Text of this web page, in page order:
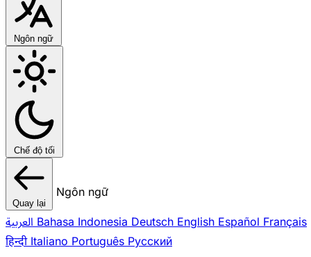
Ngôn ngữ
Chế độ tối
Quay lại
Ngôn ngữ
Bahasa Indonesia Deutsch English Español Français
हिन्दी Italiano Português Pусский